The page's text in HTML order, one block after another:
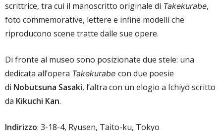
scrittrice, tra cui il manoscritto originale di Takekurabe,
foto commemorative, lettere e infine modelli che
riproducono scene tratte dalle sue opere.
Di fronte al museo sono posizionate due stele: una
dedicata all’opera Takekurabe con due poesie
di Nobutsuna Sasaki, l’altra con un elogio a Ichiyō scritto
da Kikuchi Kan.
Indirizzo: 3-18-4, Ryusen, Taito-ku, Tokyo